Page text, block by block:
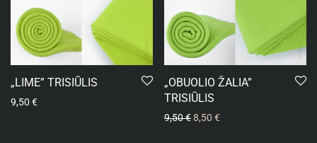
„LIME” TRISIŪLIS
9,50 €
„OBUOLIO ŽALIA”
TRISIŪLIS
9,50€8,50 €